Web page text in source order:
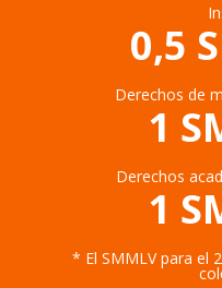
0,5
Derechos de
1
Derechos
1
* El SMMLV para el